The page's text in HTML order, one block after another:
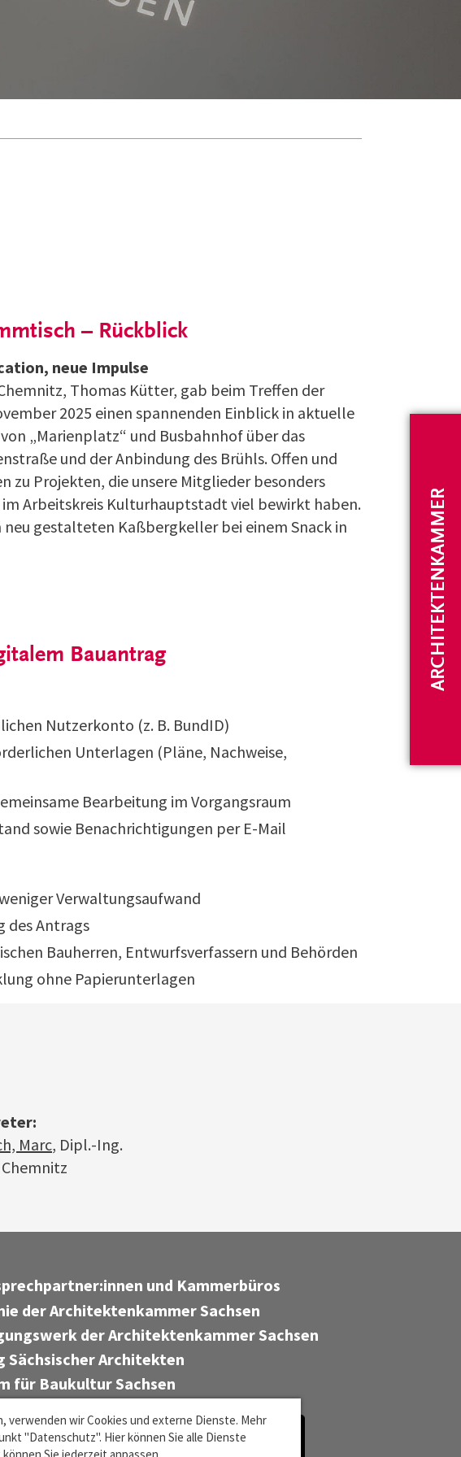
ARCHITEKTENKAMMER
– Rückblick
neue Impulse
Thomas Kütter, gab beim Treffen der
2025 einen spannenden Einblick in aktuelle
„Marienplatz“ und Busbahnhof über das
und der Anbindung des Brühls. Offen und
zu Projekten, die unsere Mitglieder besonders
im Arbeitskreis Kulturhauptstadt viel bewirkt haben.
neu gestalteten Kaßbergkeller bei einem Snack in
Bauantrag
Nutzerkonto (z. B. BundID)
Unterlagen (Pläne, Nachweise,
Bearbeitung im Vorgangsraum
sowie Benachrichtigungen per E-Mail
Verwaltungsaufwand
des Antrags
Bauherren, Entwurfsverfassern und Behörden
ohne Papierunterlagen
Marc, Dipl.-Ing.
und Kammerbüros
der Architektenkammer Sachsen
der Architektenkammer Sachsen
Sächsischer Architekten
für Baukultur Sachsen
wir Cookies und externe Dienste. Mehr
"Datenschutz". Hier können Sie alle Dienste